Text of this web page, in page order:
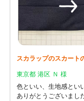
スカラップのスカート
東京都 港区 Ｎ 様
色といい、生地感とい
ありがとうございました